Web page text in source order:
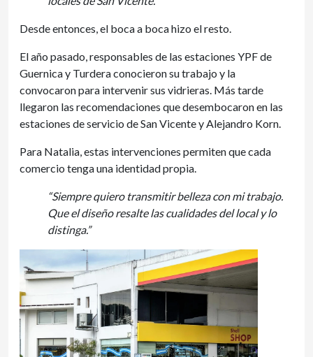
Desde entonces, el boca a boca hizo el resto.
El año pasado, responsables de las estaciones YPF de
Guernica y Turdera conocieron su trabajo y la
convocaron para intervenir sus vidrieras. Más tarde
llegaron las recomendaciones que desembocaron en las
estaciones de servicio de San Vicente y Alejandro Korn.
Para Natalia, estas intervenciones permiten que cada
comercio tenga una identidad propia.
“Siempre quiero transmitir belleza con mi trabajo.
Que el diseño resalte las cualidades del local y lo
distinga.”